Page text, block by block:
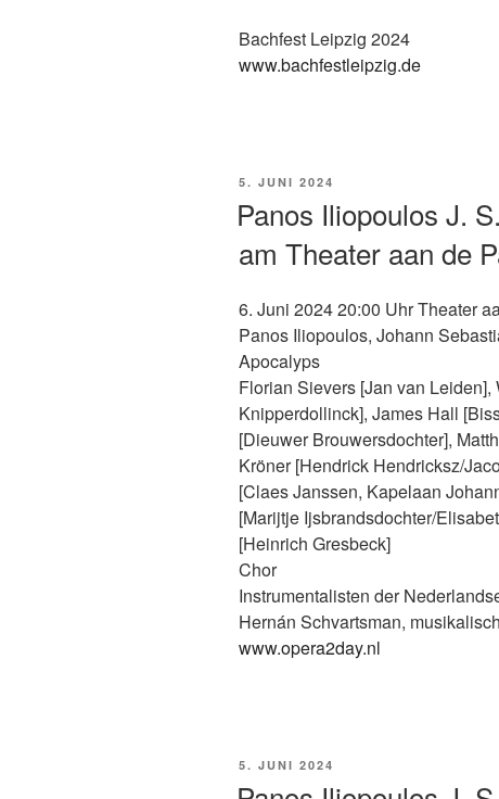
Bachfest Leipzig 2024
www.bachfestleipzig.de
VERÖFFENTLICHT
5. JUNI 2024
Panos Iliopoulos J.
am Theater aan de
6. Juni 2024 20:00 Uhr Theater
Panos Iliopoulos, Johann
Apocalyps
Florian Sievers [Jan van
Knipperdollinck], James Hall
[Dieuwer Brouwersdochter],
Kröner [Hendrick Hendricksz/
[Claes Janssen, Kapelaan
[Marijtje Ijsbrandsdochter/
[Heinrich Gresbeck]
Chor
Instrumentalisten der
Hernán Schvartsman,
www.opera2day.nl
VERÖFFENTLICHT
5. JUNI 2024